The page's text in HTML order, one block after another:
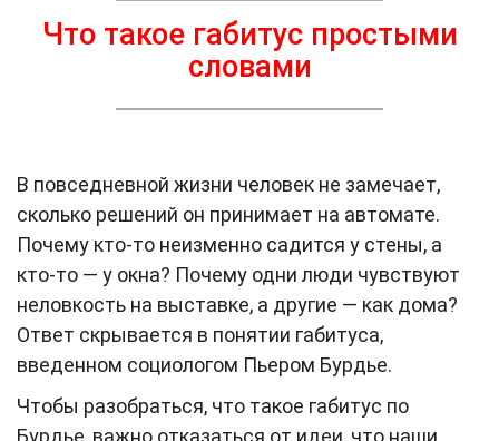
Что такое габитус простыми
словами
В повседневной жизни человек не замечает,
сколько решений он принимает на автомате.
Почему кто-то неизменно садится у стены, а
кто-то — у окна? Почему одни люди чувствуют
неловкость на выставке, а другие — как дома?
Ответ скрывается в понятии габитуса,
введенном социологом Пьером Бурдье.
Чтобы разобраться, что такое габитус по
Бурдье, важно отказаться от идеи, что наши